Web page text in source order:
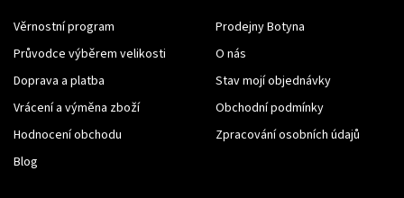
Věrnostní program
Průvodce výběrem velikosti
Doprava a platba
Vrácení a výměna zboží
Hodnocení obchodu
Blog
Prodejny Botyna
O nás
Stav mojí objednávky
Obchodní podmínky
Zpracování osobních údajů